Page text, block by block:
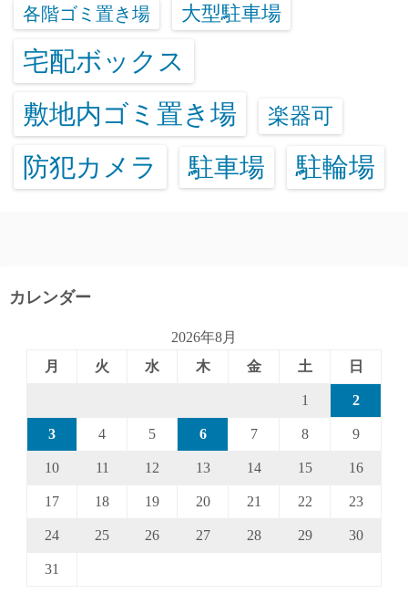
各階ゴミ置き場 大型駐車場
宅配ボックス
敷地内ゴミ置き場
楽器可
防犯カメラ 駐車場 駐輪場
カレンダー
2026年8月
月
火 水 木 金 土 日
1 2
3 4 5 6 7 8 9
10 11 12 13 14 15 16
17 18 19 20 21 22 23
24 25 26 27 28 29 30
31